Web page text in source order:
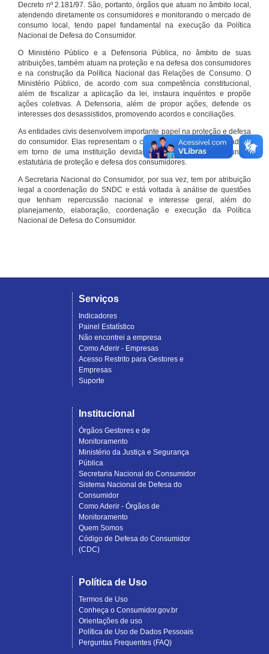
Decreto nº 2.181/97. São, portanto, órgãos que atuam no âmbito local,
atendendo diretamente os consumidores e monitorando o mercado de
consumo local, tendo papel fundamental na execução da Política
Nacional de Defesa do Consumidor.
O Ministério Público e a Defensoria Pública, no âmbito de suas
atribuições, também atuam na proteção e na defesa dos consumidores
e na construção da Política Nacional das Relações de Consumo. O
Ministério Público, de acordo com sua competência constitucional,
além de fiscalizar a aplicação da lei, instaura inquéritos e propõe
ações coletivas. A Defensoria, além de propor ações, defende os
interesses dos desassistidos, promovendo acordos e conciliações.
As entidades civis desenvolvem importante papel na proteção e defesa
do consumidor. Elas representam o conjunto organizado de cidadãos
em torno de uma instituição devidamente registrada e com função
estatutária de proteção e defesa dos consumidores.
A Secretaria Nacional do Consumidor, por sua vez, tem por atribuição
legal a coordenação do SNDC e está voltada à análise de questões
que tenham repercussão nacional e interesse geral, além do
planejamento, elaboração, coordenação e execução da Política
Nacional de Defesa do Consumidor.
Serviços
Indicadores
Painel Estatístico
Não encontrei a empresa
Como Aderir - Empresas
Acesso Restrito para Gestores e
Empresas
Suporte
Institucional
Órgãos Gestores e de
Monitoramento
Ministério da Justiça e Segurança
Pública
Secretaria Nacional do Consumidor
Sistema Nacional de Defesa do
Consumidor
Como Aderir - Órgãos de
Monitoramento
Quem Somos
Código de Defesa do Consumidor
(CDC)
Política de Uso
Termos de Uso
Conheça o Consumidor.gov.br
Orientações de uso
Política de Uso de Dados Pessoais
Perguntas Frequentes (FAQ)